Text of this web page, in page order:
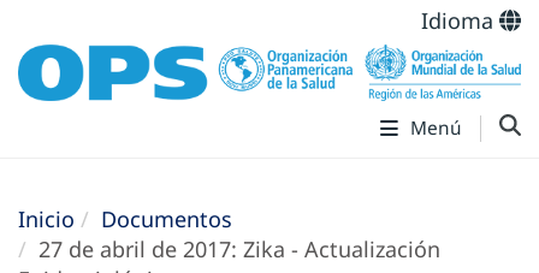
Idioma
Menú
Inicio
Documentos
27 de abril de 2017: Zika - Actualización